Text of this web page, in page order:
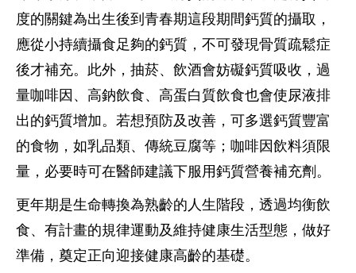
度的關鍵為出生後到青春期這段期間鈣質的攝取，
應從小持續攝食足夠的鈣質，不可發現骨質疏鬆症
後才補充。此外，抽菸、飲酒會妨礙鈣質吸收，過
量咖啡因、高鈉飲食、高蛋白質飲食也會使尿液排
出的鈣質增加。若想預防及改善，可多選鈣質豐富
的食物，如乳品類、傳統豆腐等；咖啡因飲料須限
量，必要時可在醫師建議下服用鈣質營養補充劑。
更年期是生命轉換為熟齡的人生階段，透過均衡飲
食、有計畫的規律運動及維持健康生活型態，做好
準備，奠定正向迎接健康高齡的基礎。